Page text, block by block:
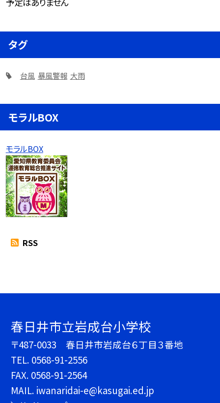
タグ
台風 暴風警報 大雨
モラルBOX
モラルBOX
RSS
春日井市立岩成台小学校
〒487-0033 春日井市岩成台６丁目３番地
TEL. 0568-91-2556
FAX. 0568-91-2564
MAIL. iwanaridai-e@kasugai.ed.jp